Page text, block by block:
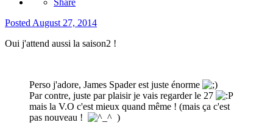
Share
Posted August 27, 2014
Oui j'attend aussi la saison2 !
Perso j'adore, James Spader est juste énorme
Par contre, juste par plaisir je vais regarder le 27
mais la V.O c'est mieux quand même ! (mais ça c'est
pas nouveau !
)